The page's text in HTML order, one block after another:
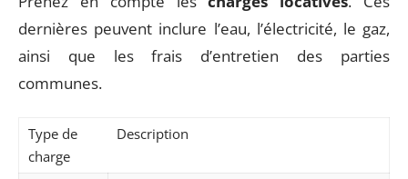
dernières peuvent inclure l’eau, l’électricité, le gaz,
ainsi que les frais d’entretien des parties
communes.
Type de
charge
Description